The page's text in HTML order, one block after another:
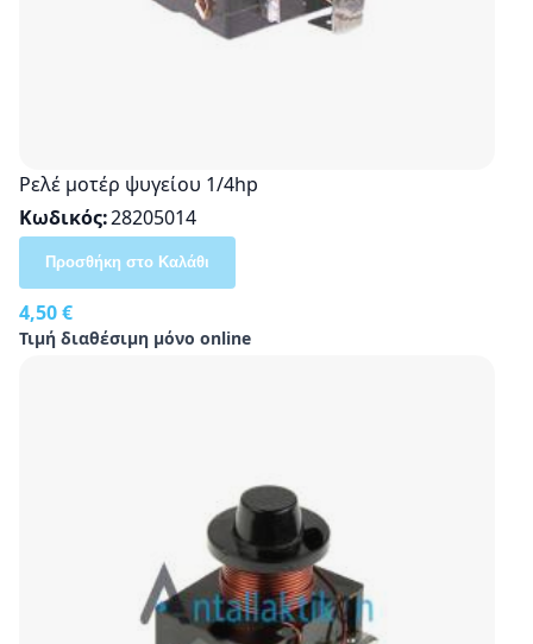
Ρελέ μοτέρ ψυγείου 1/4hp
Κωδικός 28205014
4,50 €
Τιμή διαθέσιμη μόνο online
Προσθήκη στο Καλάθι